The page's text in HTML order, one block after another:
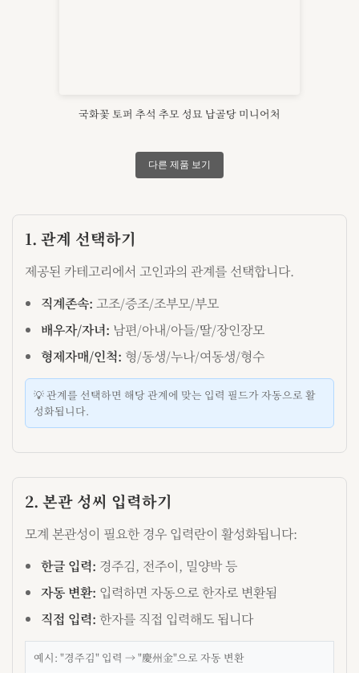
국화꽃 토퍼 추석 추모 성묘 납골당 미니어처
다른 제품 보기
1. 관계 선택하기
제공된 카테고리에서 고인과의 관계를 선택합니다.
직계존속: 고조/증조/조부모/부모
배우자/자녀: 남편/아내/아들/딸/장인장모
형제자매/인척: 형/동생/누나/여동생/형수
💡 관계를 선택하면 해당 관계에 맞는 입력 필드가 자동으로 활
성화됩니다.
2. 본관 성씨 입력하기
모계 본관성이 필요한 경우 입력란이 활성화됩니다:
한글 입력: 경주김, 전주이, 밀양박 등
자동 변환: 입력하면 자동으로 한자로 변환됨
직접 입력: 한자를 직접 입력해도 됩니다
예시: "경주김" 입력 → "慶州金"으로 자동 변환